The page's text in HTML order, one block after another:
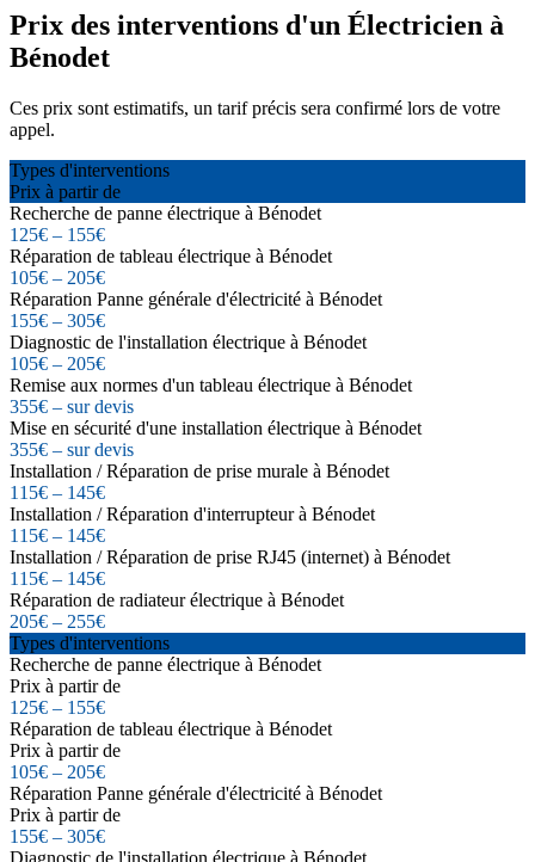
Prix des interventions d'un Électricien à
Bénodet
Ces prix sont estimatifs, un tarif précis sera confirmé lors de votre
appel.
Types d'interventions
Prix à partir de
Recherche de panne électrique à Bénodet
125€ – 155€
Réparation de tableau électrique à Bénodet
105€ – 205€
Réparation Panne générale d'électricité à Bénodet
155€ – 305€
Diagnostic de l'installation électrique à Bénodet
105€ – 205€
Remise aux normes d'un tableau électrique à Bénodet
355€ – sur devis
Mise en sécurité d'une installation électrique à Bénodet
355€ – sur devis
Installation / Réparation de prise murale à Bénodet
115€ – 145€
Installation / Réparation d'interrupteur à Bénodet
115€ – 145€
Installation / Réparation de prise RJ45 (internet) à Bénodet
115€ – 145€
Réparation de radiateur électrique à Bénodet
205€ – 255€
Types d'interventions
Recherche de panne électrique à Bénodet
Prix à partir de
125€ – 155€
Réparation de tableau électrique à Bénodet
Prix à partir de
105€ – 205€
Réparation Panne générale d'électricité à Bénodet
Prix à partir de
155€ – 305€
Diagnostic de l'installation électrique à Bénodet